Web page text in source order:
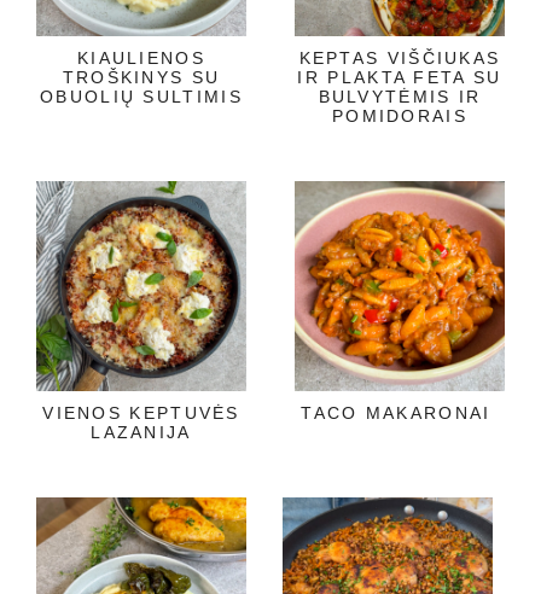
KIAULIENOS
TROŠKINYS SU
OBUOLIŲ SULTIMIS
KEPTAS VIŠČIUKAS
IR PLAKTA FETA SU
BULVYTĖMIS IR
POMIDORAIS
VIENOS KEPTUVĖS
LAZANIJA
TACO MAKARONAI